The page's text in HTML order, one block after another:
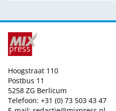
Hoogstraat 110
Postbus 11
5258 ZG Berlicum
Telefoon: +31 (0) 73 503 43 47